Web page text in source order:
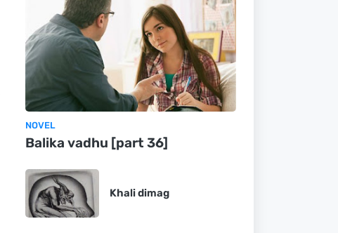
NOVEL
Balika vadhu [part 36]
Khali dimag